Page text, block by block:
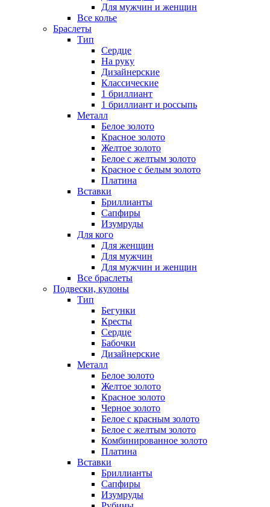
Для мужчин и женщин
Все колье
Браслеты
Тип
Сердце
На руку
Дизайнерские
Классические
1 бриллиант
1 бриллиант и россыпь
Металл
Белое золото
Красное золото
Желтое золото
Белое с желтым золото
Красное с белым золото
Платина
Вставки
Бриллианты
Сапфиры
Изумруды
Для кого
Для женщин
Для мужчин
Для мужчин и женщин
Все браслеты
Подвески, кулоны
Тип
Бегунки
Кресты
Сердце
Бабочки
Дизайнерские
Металл
Белое золото
Желтое золото
Красное золото
Черное золото
Белое с красным золото
Белое с желтым золото
Комбинированное золото
Платина
Вставки
Бриллианты
Сапфиры
Изумруды